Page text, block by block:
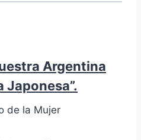
Argentina
Japonesa”.
de la Mujer